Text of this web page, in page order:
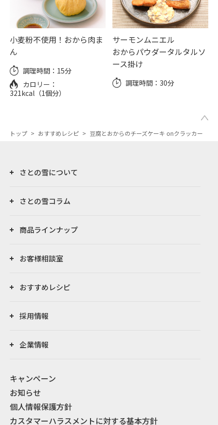
小麦粉不使用！おから肉ま
ん
調理時間： 15分
カロリー：
321kcal（1個分）
サーモンムニエル
おからパウダータルタルソ
ース掛け
調理時間： 30分
トップ > おすすめレシピ > 豆腐とおからのチーズケーキ onクラッカー
さとの雪について
さとの雪コラム
商品ラインナップ
お客様相談室
おすすめレシピ
採用情報
企業情報
キャンペーン
お知らせ
個人情報保護方針
カスタマーハラスメントに対する基本方針